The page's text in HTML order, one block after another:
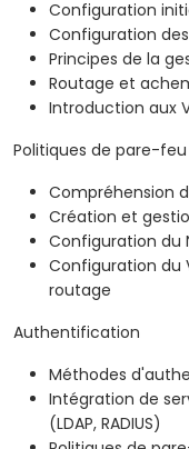
Configuration
Configuration
Principes de la
Routage et
Introduction aux
Politiques de pare-feu
Compréhension
Création et
Configuration du
Configuration du
routage
Authentification
Méthodes
Intégration de
(LDAP, RADIUS)